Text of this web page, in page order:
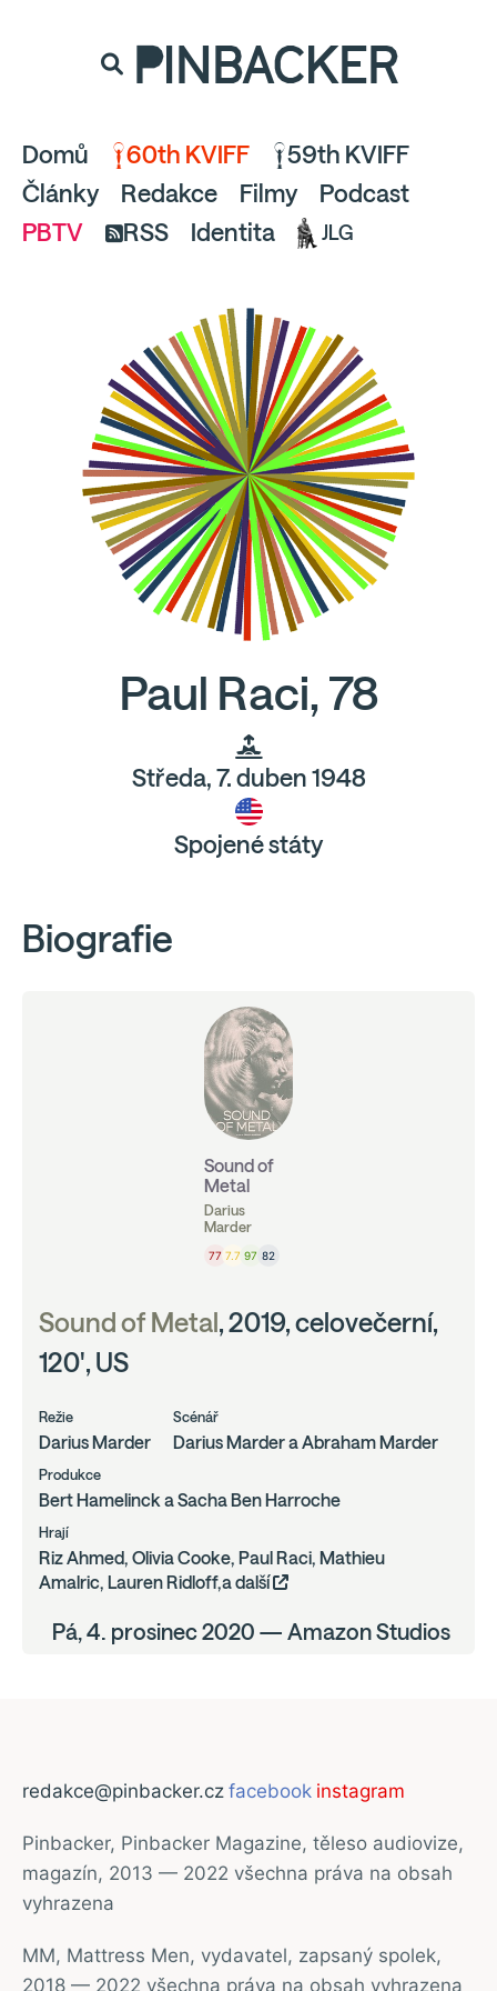
a pusťte se do čtení.
PINBACKER
Domů 60th KVIFF
59th KVIFF
Články
Redakce Filmy
Podcast
PBTV
RSS Identita JLG
Paul Raci, 78
Středa, 7. duben 1948
Spojené státy
Biografie
Sound of
Metal
Darius
Marder
77 7.7 97 82
Sound of Metal , 2019, celovečerní,
120', US
Režie
Darius Marder
Scénář
Darius Marder a Abraham Marder
Produkce
Bert Hamelinck a Sacha Ben Harroche
Hrají
Riz Ahmed, Olivia Cooke, Paul Raci, Mathieu
Amalric, Lauren Ridloff,a další
Pá, 4. prosinec 2020 — Amazon Studios
redakce@pinbacker.cz facebook instagram
Pinbacker, Pinbacker Magazine, těleso audiovize,
magazín, 2013 — 2022 všechna práva na obsah
vyhrazena
MM, Mattress Men, vydavatel, zapsaný spolek,
2018 — 2022 všechna práva na obsah vyhrazena